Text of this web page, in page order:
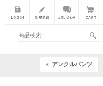
アンクルパンツ